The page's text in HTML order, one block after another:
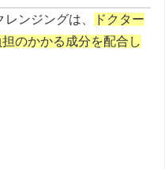
ンジングは、
ドクター
のかかる成分を配合し